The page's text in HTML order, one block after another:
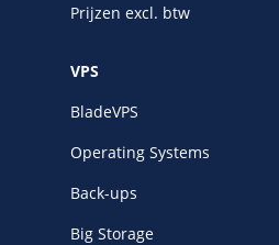
Prijzen excl. btw
VPS
BladeVPS
Operating Systems
Back-ups
Big Storage